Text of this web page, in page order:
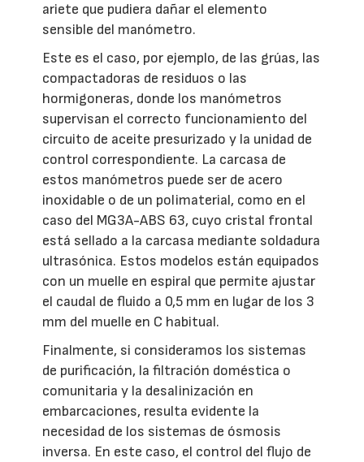
ariete que pudiera dañar el elemento
sensible del manómetro.
Este es el caso, por ejemplo, de las grúas, las
compactadoras de residuos o las
hormigoneras, donde los manómetros
supervisan el correcto funcionamiento del
circuito de aceite presurizado y la unidad de
control correspondiente. La carcasa de
estos manómetros puede ser de acero
inoxidable o de un polimaterial, como en el
caso del MG3A-ABS 63, cuyo cristal frontal
está sellado a la carcasa mediante soldadura
ultrasónica. Estos modelos están equipados
con un muelle en espiral que permite ajustar
el caudal de fluido a 0,5 mm en lugar de los 3
mm del muelle en C habitual.
Finalmente, si consideramos los sistemas
de purificación, la filtración doméstica o
comunitaria y la desalinización en
embarcaciones, resulta evidente la
necesidad de los sistemas de ósmosis
inversa. En este caso, el control del flujo de